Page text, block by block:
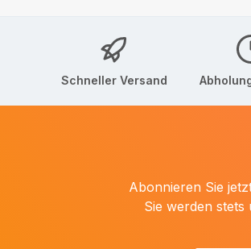
Schneller Versand
Abonnieren Sie
Sie werden